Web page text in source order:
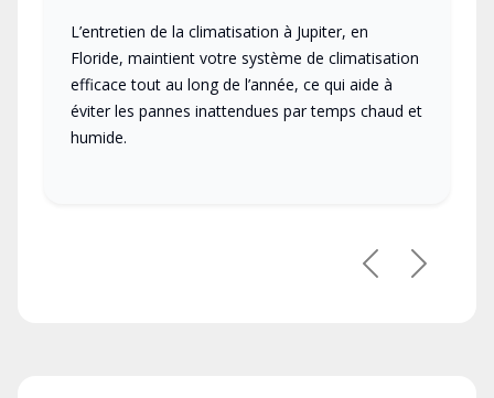
L’entretien de la climatisation à Jupiter, en
Floride, maintient votre système de climatisation
efficace tout au long de l’année, ce qui aide à
éviter les pannes inattendues par temps chaud et
humide.
PrécédentSuivant